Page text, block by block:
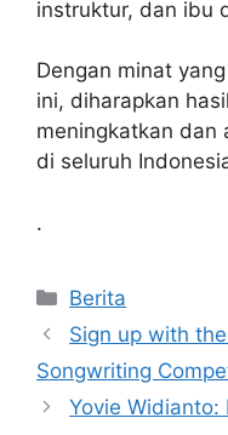
instruktur, dan ibu
Dengan minat
ini, diharapkan
meningkatkan dan
di seluruh
.
Kategori
Berita
Sign up with
Songwriting
Yovie Widianto: